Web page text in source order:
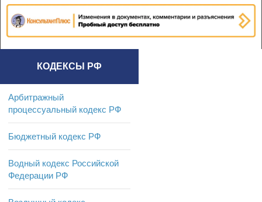
КОДЕКСЫ РФ
Арбитражный
процессуальный кодекс РФ
Бюджетный кодекс РФ
Водный кодекс Российской
Федерации РФ